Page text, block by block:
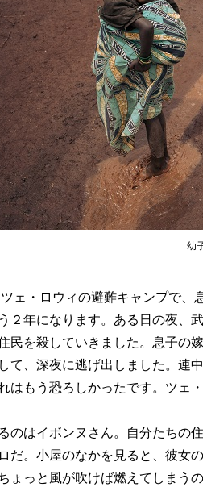
幼
ツェ・ロウィの避難キャンプで
２年になります。ある日の夜、
民を殺していきました。息子の
て、深夜に逃げ出しました。連
はもう恐ろしかったです。ツェ
のはイボンヌさん。自分たちの
だ。小屋のなかを見ると、彼女
ょっと風が吹けば燃えてしまう